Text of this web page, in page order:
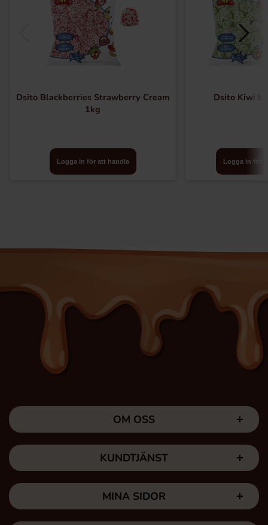
Dsito Blackberries Strawberry Cream
1kg
Logga in för att handla
Dsito Kiwi
Logga in för
OM OSS
KUNDTJÄNST
MINA SIDOR